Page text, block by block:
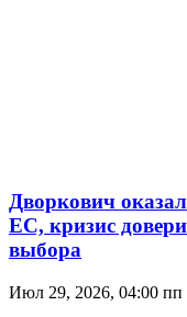
Дворкович
ЕС, кризис
выбора
Июл 29, 2026, 04:00 пп